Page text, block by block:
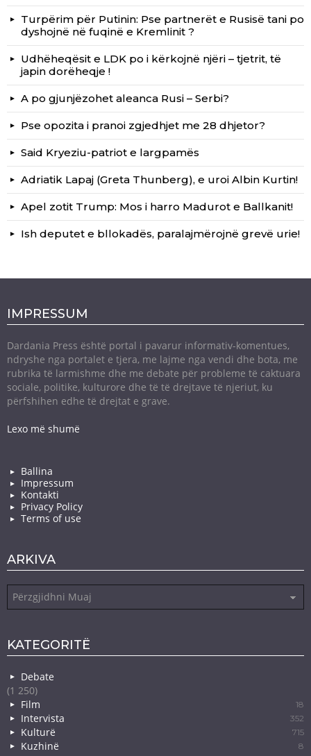
Turpërim për Putinin: Pse partnerët e Rusisë tani po
dyshojnë në fuqinë e Kremlinit ?
Udhëheqësit e LDK po i kërkojnë njëri – tjetrit, të
japin dorëheqje !
A po gjunjëzohet aleanca Rusi – Serbi?
Pse opozita i pranoi zgjedhjet me 28 dhjetor?
Said Kryeziu-patriot e largpamës
Adriatik Lapaj (Greta Thunberg), e uroi Albin Kurtin!
Apel zotit Trump: Mos i harro Madurot e Ballkanit!
Ish deputet e bllokadës, paralajmërojnë grevë urie!
IMPRESSUM
Dardania Press është portal i pavarur informativ-komentues,
ndryshe nga portalet e tjera, me lajme nga vendi dhe bota, me
rubrika të larmishme dhe me debate për probleme të caktuara
sociale, politike, kulturore dhe të të drejtave të njeriut, ku
përfshihen edhe të drejtat e grave.
Lexo më shumë
Ballina
Impressum
Kontakti
Privacy Policy
Terms of use
ARKIVA
KATEGORITË
Debate
(1 250)
Film
18
Intervista 352
Kulturë 715
Kuzhinë 8